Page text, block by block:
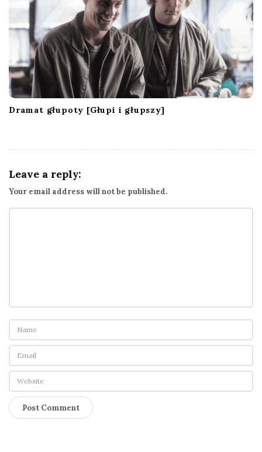
Dramat głupoty [Głupi i głupszy]
Leave a reply:
Your email address will not be published.